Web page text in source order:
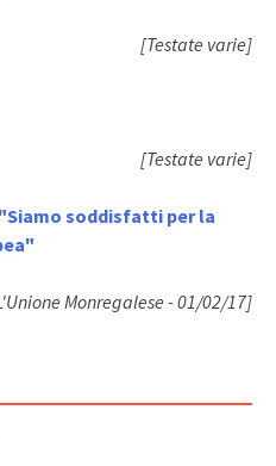
[Testate varie]
[Testate varie]
soddisfatti per la
Monregalese - 01/02/17]